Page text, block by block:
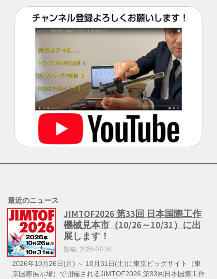
最近のニュース
JIMTOF2026 第33回 日本国際工作
機械見本市（10/26～10/31）に出
展します！
投稿: 2026-07-16
2026年10月26日(月) ～ 10月31日(土)に東京ビッグサイト（東
京国際展示場）で開催されるJIMTOF2026 第33回日本国際工作